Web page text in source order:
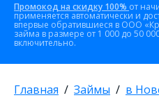
Промокод на скидку 100% от
применяется автоматически и
впервые обратившиеся в ООО
займа в размере от 1 000 до 50
включительно.
Главная Займы в